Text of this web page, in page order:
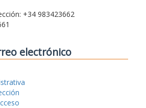
+34 983423662
electrónico